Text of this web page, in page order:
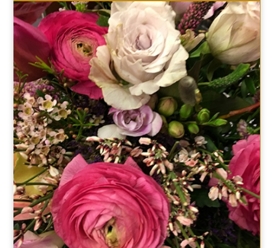
HOCHZEIT